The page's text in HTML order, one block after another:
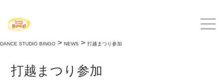
DANCE STUDIO BINGO > NEWS > 打越まつり参加
打越まつり参加